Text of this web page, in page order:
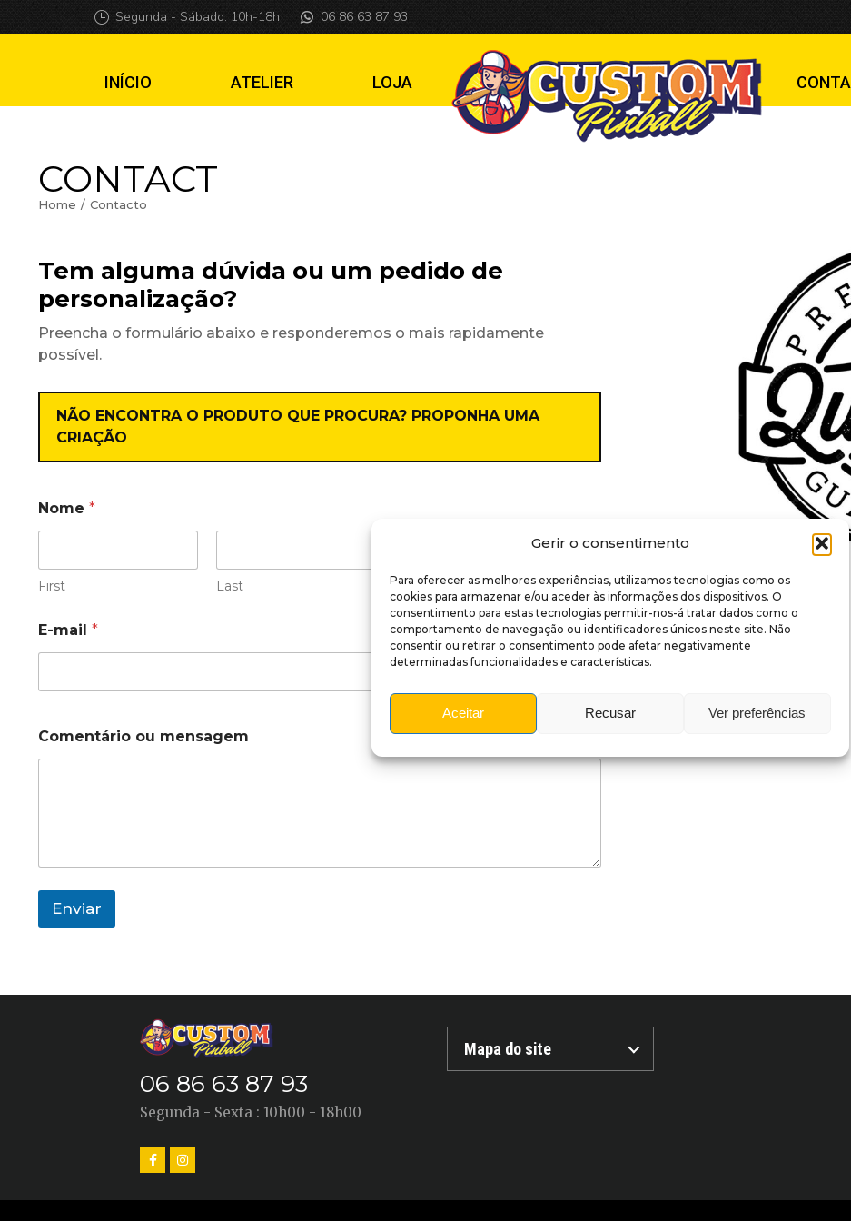
Gerir o consentimento
Para oferecer as melhores experiências, utilizamos tecnologias como os
cookies para armazenar e/ou aceder às informações dos dispositivos. O
consentimento para estas tecnologias permitir-nos-á tratar dados como o
comportamento de navegação ou identificadores únicos neste site. Não
consentir ou retirar o consentimento pode afetar negativamente
determinadas funcionalidades e características.
Aceitar Recusar Ver preferências
Segunda - Sábado: 10h-18h 06 86 63 87 93
INÍCIO ATELIER LOJA CONTA
CONTACT
You are here:
Home Contacto
Tem alguma dúvida ou um pedido de
personalização?
Preencha o formulário abaixo e responderemos o mais rapidamente
possível.
NÃO ENCONTRA O PRODUTO QUE PROCURA? PROPONHA UMA
CRIAÇÃO
Nome *
First Last
E-mail *
Comentário ou mensagem
Enviar
06 86 63 87 93
Segunda - Sexta : 10h00 - 18h00
Mapa do site